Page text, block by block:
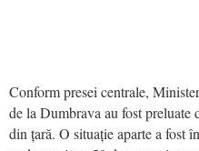
Conform presei centrale,
de la Dumbrava au fost preluate
din țară. O situație aparte a fost